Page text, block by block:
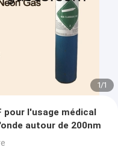
1/1
pour l'usage médical
autour de 200nm